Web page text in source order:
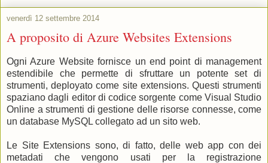
venerdì 12 settembre 2014
A proposito di Azure Websites Extensions
Ogni Azure Website fornisce un end point di management
estendibile che permette di sfruttare un potente set di
strumenti, deployato come site extensions. Questi strumenti
spaziano dagli editor di codice sorgente come Visual Studio
Online a strumenti di gestione delle risorse connesse, come
un database MySQL collegato ad un sito web.
Le Site Extensions sono, di fatto, delle web app con dei
metadati che vengono usati per la registrazione